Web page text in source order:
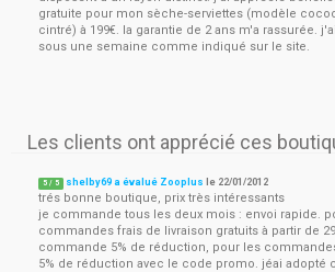
gratuite pour mon sèche-serviettes (modèle
cintré) à 199€. la garantie de 2 ans m'a rassurée.
sous une semaine comme indiqué sur le site.
Les clients ont apprécié ces
5 / 5 shelby69 a évalué Zooplus le 22/01/2012
trés bonne boutique, prix très intéressants
je commande tous les deux mois : envoi rapide.
commandes frais de livraison gratuits à partir de
commande 5% de réduction, pour les
5% de réduction avec le code promo. jéai adopté